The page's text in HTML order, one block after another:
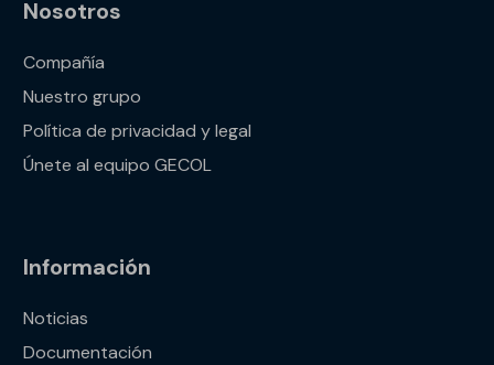
Nosotros
Compañía
Nuestro grupo
Política de privacidad y legal
Únete al equipo GECOL
Información
Noticias
Documentación